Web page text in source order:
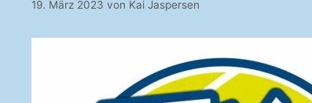
19. März 2023 von Kai Jaspersen